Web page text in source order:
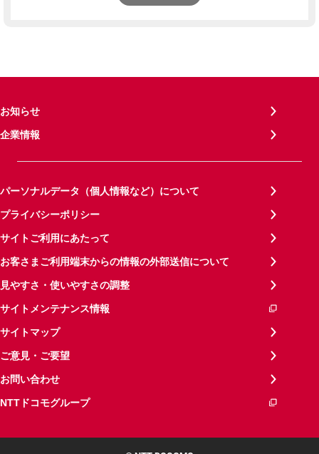
お知らせ
企業情報
パーソナルデータ（個人情報など）について
プライバシーポリシー
サイトご利用にあたって
お客さまご利用端末からの情報の外部送信について
見やすさ・使いやすさの調整
サイトメンテナンス情報
サイトマップ
ご意見・ご要望
お問い合わせ
NTTドコモグループ